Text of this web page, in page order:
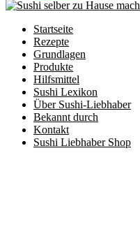
Startseite
Rezepte
Grundlagen
Produkte
Hilfsmittel
Sushi Lexikon
Über Sushi-Liebhaber
Bekannt durch
Kontakt
Sushi Liebhaber Shop